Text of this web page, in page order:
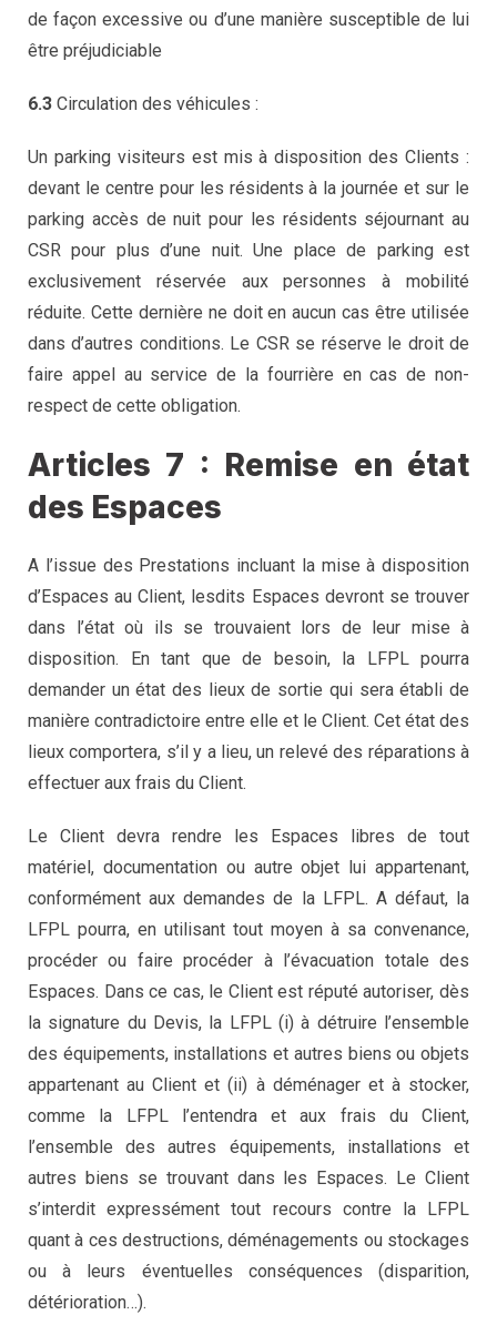
de façon excessive ou d’une manière susceptible de lui
être préjudiciable
6.3 Circulation des véhicules :
Un parking visiteurs est mis à disposition des Clients :
devant le centre pour les résidents à la journée et sur le
parking accès de nuit pour les résidents séjournant au
CSR pour plus d’une nuit. Une place de parking est
exclusivement réservée aux personnes à mobilité
réduite. Cette dernière ne doit en aucun cas être utilisée
dans d’autres conditions. Le CSR se réserve le droit de
faire appel au service de la fourrière en cas de non-
respect de cette obligation.
Articles 7 : Remise en état
des Espaces
A l’issue des Prestations incluant la mise à disposition
d’Espaces au Client, lesdits Espaces devront se trouver
dans l’état où ils se trouvaient lors de leur mise à
disposition. En tant que de besoin, la LFPL pourra
demander un état des lieux de sortie qui sera établi de
manière contradictoire entre elle et le Client. Cet état des
lieux comportera, s’il y a lieu, un relevé des réparations à
effectuer aux frais du Client.
Le Client devra rendre les Espaces libres de tout
matériel, documentation ou autre objet lui appartenant,
conformément aux demandes de la LFPL. A défaut, la
LFPL pourra, en utilisant tout moyen à sa convenance,
procéder ou faire procéder à l’évacuation totale des
Espaces. Dans ce cas, le Client est réputé autoriser, dès
la signature du Devis, la LFPL (i) à détruire l’ensemble
des équipements, installations et autres biens ou objets
appartenant au Client et (ii) à déménager et à stocker,
comme la LFPL l’entendra et aux frais du Client,
l’ensemble des autres équipements, installations et
autres biens se trouvant dans les Espaces. Le Client
s’interdit expressément tout recours contre la LFPL
quant à ces destructions, déménagements ou stockages
ou à leurs éventuelles conséquences (disparition,
détérioration…).